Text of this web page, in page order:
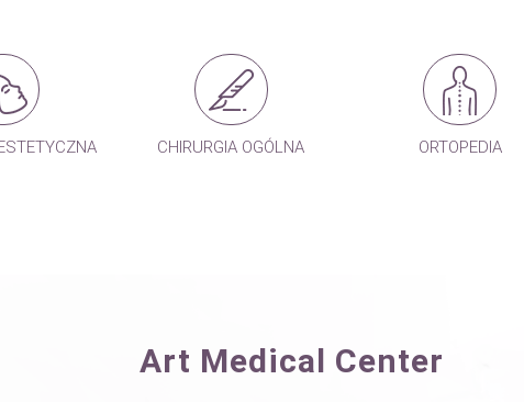
CHIRURGIA OGÓLNA ORTOPEDIA
Art Medical Center